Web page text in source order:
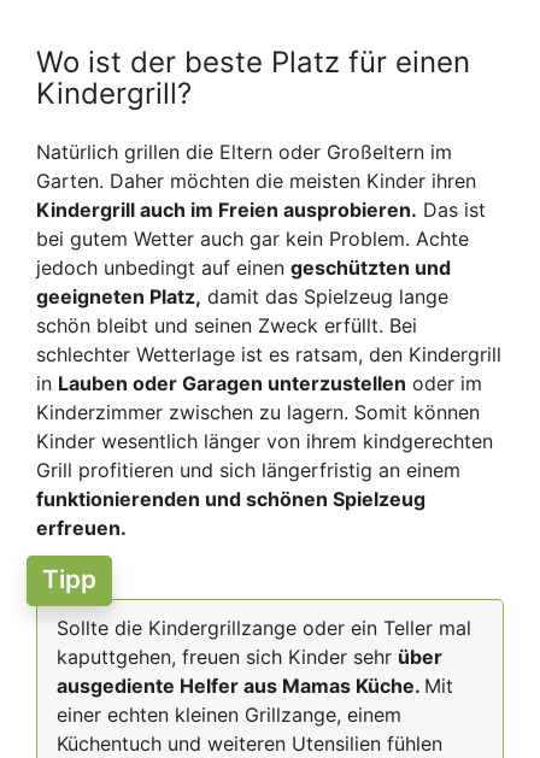
Wo ist der beste Platz für einen
Kindergrill?
Natürlich grillen die Eltern oder Großeltern im
Garten. Daher möchten die meisten Kinder ihren
Kindergrill auch im Freien ausprobieren. Das ist
bei gutem Wetter auch gar kein Problem. Achte
jedoch unbedingt auf einen geschützten und
geeigneten Platz, damit das Spielzeug lange
schön bleibt und seinen Zweck erfüllt. Bei
schlechter Wetterlage ist es ratsam, den Kindergrill
in Lauben oder Garagen unterzustellen oder im
Kinderzimmer zwischen zu lagern. Somit können
Kinder wesentlich länger von ihrem kindgerechten
Grill profitieren und sich längerfristig an einem
funktionierenden und schönen Spielzeug
erfreuen.
Tipp
Sollte die Kindergrillzange oder ein Teller mal
kaputtgehen, freuen sich Kinder sehr über
ausgediente Helfer aus Mamas Küche. Mit
einer echten kleinen Grillzange, einem
Küchentuch und weiteren Utensilien fühlen